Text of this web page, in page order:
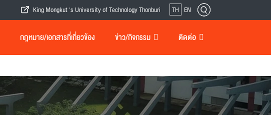
King Mongkut 's University of Technology Thonburi TH EN
กฎหมาย/เอกสารที่เกี่ยวข้อง ข่าว/กิจกรรม ติดต่อ